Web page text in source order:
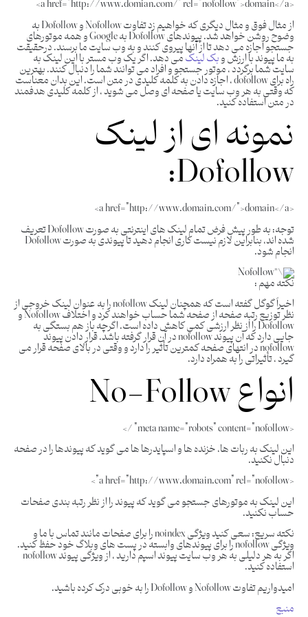
از مثال فوق و مثال دیگری که خواهیم زد تفاوت Nofollow و Dofollow به
وضوح روشن خواهد شد. پیوندهای Dofollow به Google و همه موتورهای
جستجو اجازه می دهد تا از آنها پیروی کنند و به وب سایت ما برسند. درحقیقت
به ما پیوند با ارزش وبک لینکمی دهد. اگر یک وب مستر با این لینک به
سایت شما برگردد ، موتور جستجو و افراد می توانند شما را دنبال کنند. بهترین
راه برای dofollow ، اجازه دادن به کلمه کلیدی در متن است. این بدان معناست
که وقتی به هر وب سایت یا صفحه ای وصل می شوید ، از کلمه کلیدی هدفمند
در متن استفاده کنید.
نمونه ای از لینک
Dofollow:
توجه: به طور پیش فرض تمام لینک های اینترنتی به صورت Dofollow تعریف
شده اند، بنابراین لازم نیست کاری انجام دهید تا پیوندی به صورت Dofollow
انجام شود.
نکته مهم :
اخیراً گوگل گفته است که همچنان لینک nofollow را به عنوان لینک خروجی از
نظر توزیع رتبه صفحه از صفحه شما حساب خواهند کرد و اختلاف Nofollow و
Dofollow را از نظر ارزشی کمی کاهش داده است. اگرچه باز هم بستگی به
جایی دارد که آن پیوند nofollow در آن قرار گرفته باشد. قرار دادن پیوند
nofollow در انتهای صفحه کمترین تأثیر را دارد و وقتی در بالای صفحه قرار می
گیرد ، تأثیراتی را به همراه دارد.
انواع No-Follow
این لینک به ربات ها، خزنده ها و اسپایدرها ها می گوید که پیوندها را در صفحه
دنبال نکنید.
این لینک به موتورهای جستجو می گوید که پیوند را از نظر رتبه بندی صفحات
حساب نکنید.
نکته سریع: سعی کنید ویژگی noindex را برای صفحات مانند تماس با ما و
ویژگی nofollow را برای پیوندهای وابسته در پست های وبلاگ خود حفظ کنید.
اگر به هر دلیلی به هر وب سایت پیوند اسپم دارید ، از ویژگی پیوند nofollow
استفاده کنید.
امیدواریم تفاوت Nofollow و Dofollow را به خوبی درک کرده باشید.
منبع